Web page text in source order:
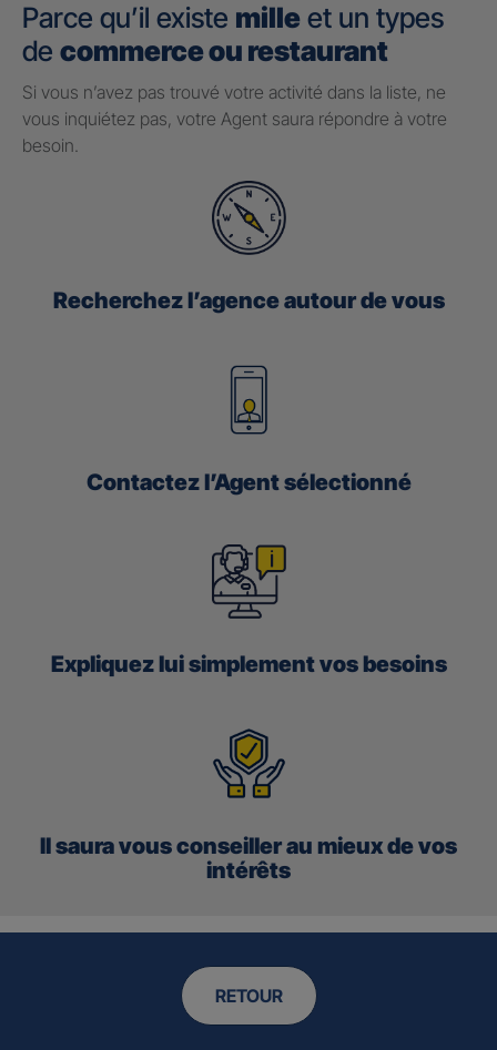
Parce qu’il existe mille et un types
de commerce ou restaurant
Si vous n’avez pas trouvé votre activité dans la liste, ne
vous inquiétez pas, votre Agent saura répondre à votre
besoin.
Recherchez l’agence autour de vous
Contactez l’Agent sélectionné
Expliquez lui simplement vos besoins
Il saura vous conseiller au mieux de vos
intérêts
RETOUR